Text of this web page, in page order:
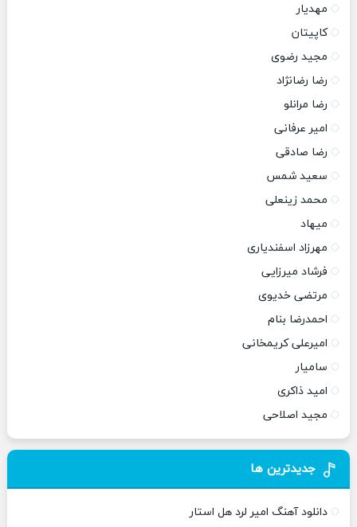
مهدیار
کاپیتان
مجید رضوی
رضا رضانژاد
رضا مرانلو
امیر عرفانی
رضا صادقی
سعید شمس
محمد زینعلی
میهاد
مهرزاد اسفندیاری
فرشاد میرزایی
مرتضی خدیوی
احمدرضا بنام
امیرعلی کریمخانی
سامیار
امید ذاکری
مجید اصلاحی
جدیدترین ها
دانلود آهنگ امیر لرد هل استار